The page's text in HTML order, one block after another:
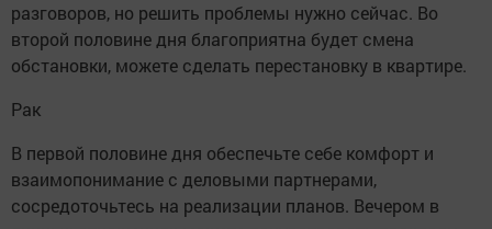
разговоров, но решить проблемы нужно сейчас. Во
второй половине дня благоприятна будет смена
обстановки, можете сделать перестановку в квартире.
Рак
В первой половине дня обеспечьте себе комфорт и
взаимопонимание с деловыми партнерами,
сосредоточьтесь на реализации планов. Вечером в